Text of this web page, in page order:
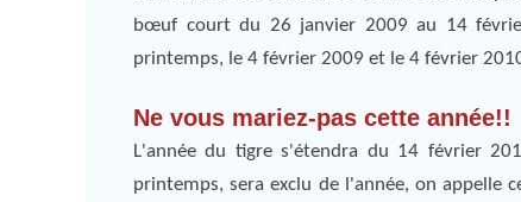
bœuf court du 26 janvier 2009 au 14
printemps, le 4 février 2009 et le 4 février
Ne vous mariez-pas cette année!!
L'année du tigre s'étendra du 14 février
printemps, sera exclu de l'année, on appelle